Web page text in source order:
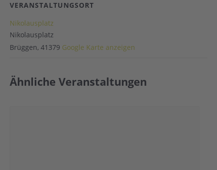
VERANSTALTUNGSORT
Nikolausplatz
Nikolausplatz
Brüggen, 41379 Google Karte anzeigen
Ähnliche Veranstaltungen